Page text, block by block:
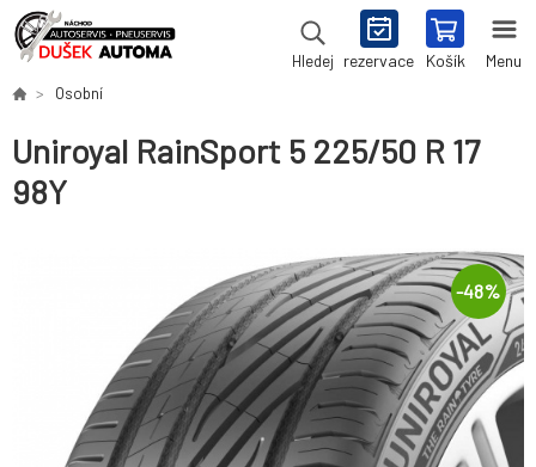
Hledej rezervace Košík Menu
Osobní
Uniroyal RainSport 5 225/50 R 17
98Y
-48%